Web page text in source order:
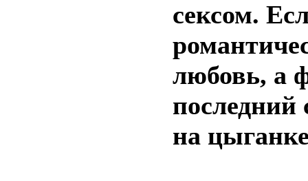
сексом.
любовь, а
последний
на